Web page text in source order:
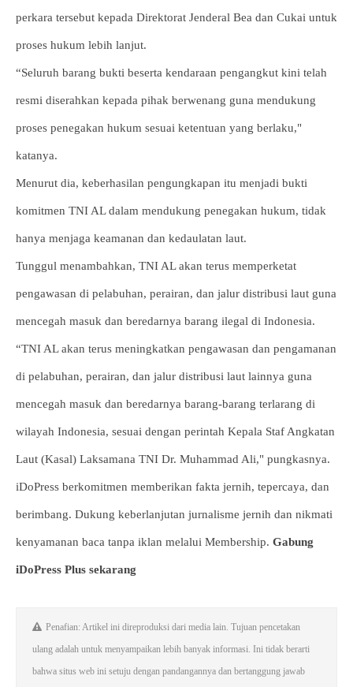
perkara tersebut kepada Direktorat Jenderal Bea dan Cukai untuk
proses hukum lebih lanjut.
“Seluruh barang bukti beserta kendaraan pengangkut kini telah
resmi diserahkan kepada pihak berwenang guna mendukung
proses penegakan hukum sesuai ketentuan yang berlaku,"
katanya.
Menurut dia, keberhasilan pengungkapan itu menjadi bukti
komitmen TNI AL dalam mendukung penegakan hukum, tidak
hanya menjaga keamanan dan kedaulatan laut.
Tunggul menambahkan, TNI AL akan terus memperketat
pengawasan di pelabuhan, perairan, dan jalur distribusi laut guna
mencegah masuk dan beredarnya barang ilegal di Indonesia.
“TNI AL akan terus meningkatkan pengawasan dan pengamanan
di pelabuhan, perairan, dan jalur distribusi laut lainnya guna
mencegah masuk dan beredarnya barang-barang terlarang di
wilayah Indonesia, sesuai dengan perintah Kepala Staf Angkatan
Laut (Kasal) Laksamana TNI Dr. Muhammad Ali," pungkasnya.
iDoPress berkomitmen memberikan fakta jernih, tepercaya, dan
berimbang. Dukung keberlanjutan jurnalisme jernih dan nikmati
kenyamanan baca tanpa iklan melalui Membership. Gabung
iDoPress Plus sekarang
Penafian: Artikel ini direproduksi dari media lain. Tujuan pencetakan
ulang adalah untuk menyampaikan lebih banyak informasi. Ini tidak berarti
bahwa situs web ini setuju dengan pandangannya dan bertanggung jawab